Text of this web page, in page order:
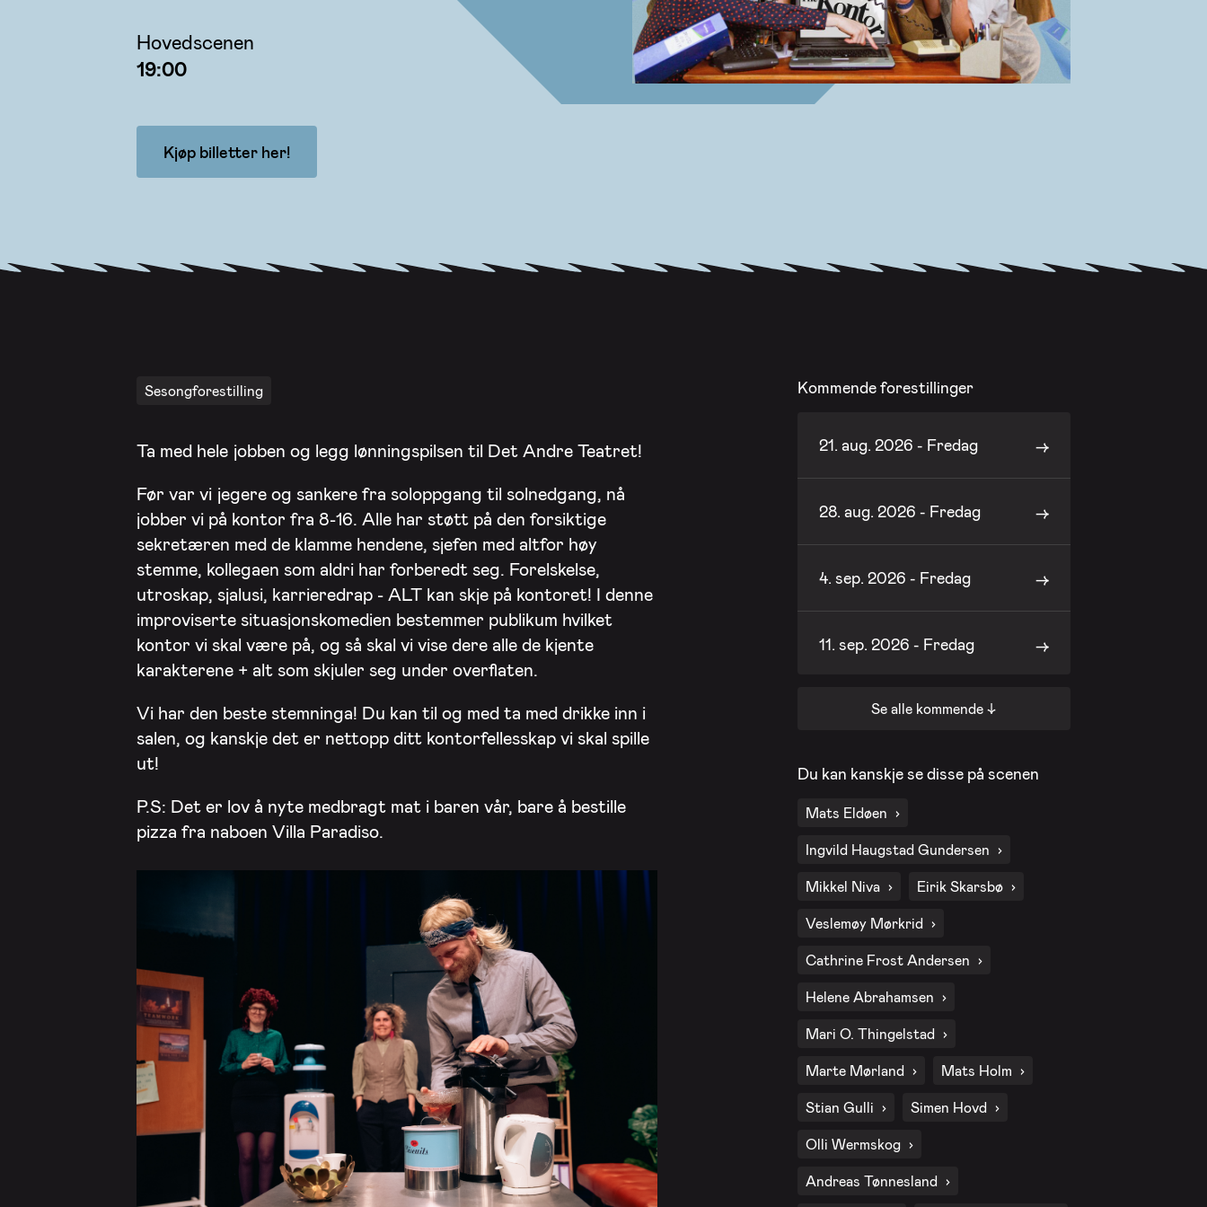
Hovedscenen
19:00
Kjøp billetter her!
Sesongforestilling
Ta med hele jobben og legg lønningspilsen til Det Andre Teatret!
Før var vi jegere og sankere fra soloppgang til solnedgang, nå
jobber vi på kontor fra 8-16. Alle har støtt på den forsiktige
sekretæren med de klamme hendene, sjefen med altfor høy
stemme, kollegaen som aldri har forberedt seg. Forelskelse,
utroskap, sjalusi, karrieredrap - ALT kan skje på kontoret! I denne
improviserte situasjonskomedien bestemmer publikum hvilket
kontor vi skal være på, og så skal vi vise dere alle de kjente
karakterene + alt som skjuler seg under overflaten.
Vi har den beste stemninga! Du kan til og med ta med drikke inn i
salen, og kanskje det er nettopp ditt kontorfellesskap vi skal spille
ut!
P.S: Det er lov å nyte medbragt mat i baren vår, bare å bestille
pizza fra naboen Villa Paradiso.
Kommende forestillinger
21. aug. 2026 - Fredag
28. aug. 2026 - Fredag
4. sep. 2026 - Fredag
11. sep. 2026 - Fredag
18. sep. 2026 - Fredag
25. sep. 2026 - Fredag
2. okt. 2026 - Fredag
23. okt. 2026 - Fredag
30. okt. 2026 - Fredag
6. nov. 2026 - Fredag
Se alle kommende ↓
Du kan kanskje se disse på scenen
Mats Eldøen
Ingvild Haugstad Gundersen
Mikkel Niva Eirik Skarsbø
Veslemøy Mørkrid
Cathrine Frost Andersen
Helene Abrahamsen
Mari O. Thingelstad
Marte Mørland Mats Holm
Stian Gulli Simen Hovd
Olli Wermskog
Andreas Tønnesland